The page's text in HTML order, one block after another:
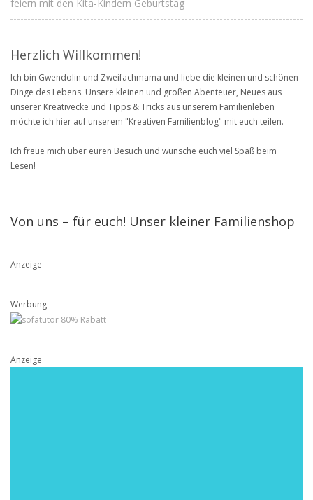
feiern mit den Kita-Kindern Geburtstag
Herzlich Willkommen!
Ich bin Gwendolin und Zweifachmama und liebe die kleinen und schönen
Dinge des Lebens. Unsere kleinen und großen Abenteuer, Neues aus
unserer Kreativecke und Tipps & Tricks aus unserem Familienleben
möchte ich hier auf unserem "Kreativen Familienblog" mit euch teilen.
Ich freue mich über euren Besuch und wünsche euch viel Spaß beim
Lesen!
Von uns – für euch! Unser kleiner Familienshop
Anzeige
Werbung
Anzeige